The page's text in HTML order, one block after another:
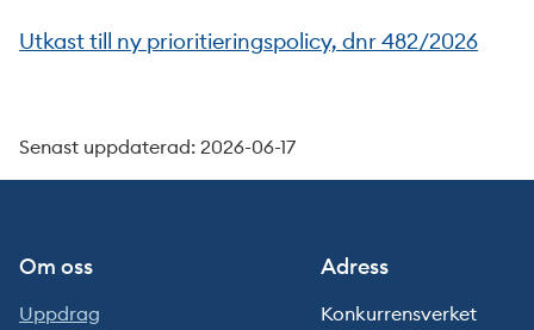
Utkast till ny prioritieringspolicy, dnr 482/2026
Senast uppdaterad: 2026-06-17
Om oss
Uppdrag
Adress
Konkurrensverket